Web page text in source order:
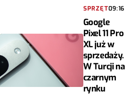
SPRZĘT09:16
Google
Pixel 11 Pro
XL już w
sprzedaży.
W Turcji na
czarnym
rynku